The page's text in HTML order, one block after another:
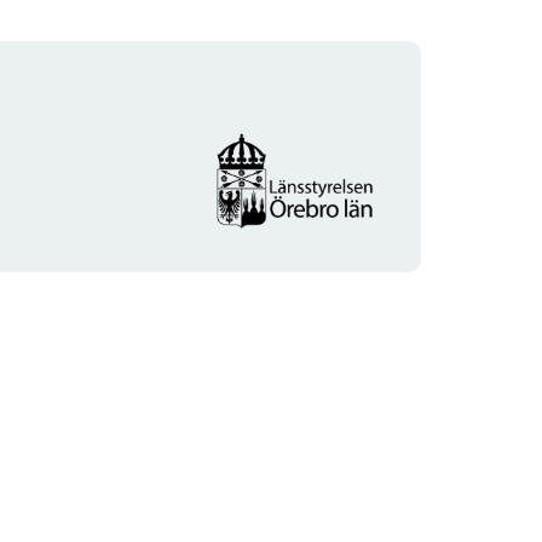
Organisationens
logotyp